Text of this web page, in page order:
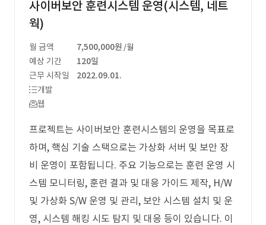
사이버보안 훈련시스템 운영(시스템, 네트
웍)
월 금액 7,500,000원 /월
예상 기간
120일
근무 시작일
2022.09.01.
개발
웹
프로젝트는 사이버보안 훈련시스템의 운영을 목표로
하며, 핵심 기술 스택으로는 가상화 서버 및 보안 장
비 운영이 포함됩니다. 주요 기능으로는 훈련 운영 시
스템 모니터링, 훈련 결과 및 대응 가이드 제작, H/W
및 가상화 S/W 운영 및 관리, 보안 시스템 설치 및 운
영, 시스템 해킹 시도 탐지 및 대응 등이 있습니다. 이